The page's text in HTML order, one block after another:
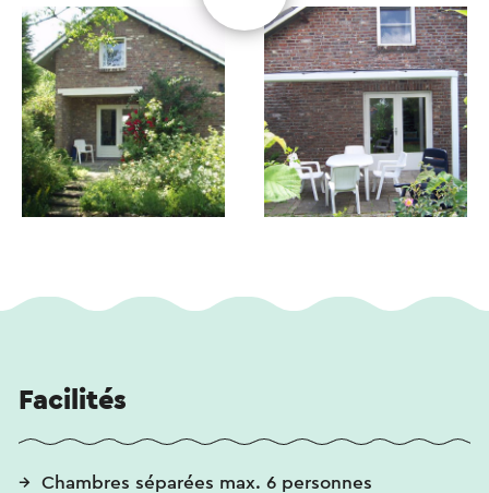
Facilités
Chambres séparées max. 6 personnes